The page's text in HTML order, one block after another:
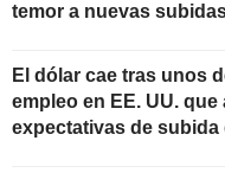
temor a nuevas
El dólar cae tras unos
empleo en EE. UU. que
expectativas de subida